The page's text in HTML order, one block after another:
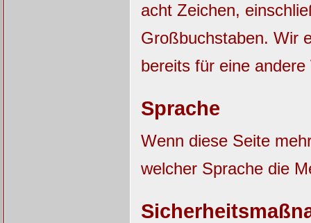
acht Zeichen,
Großbuchstaben. Wir
bereits für eine
Sprache
Wenn diese Seite
welcher Sprache die